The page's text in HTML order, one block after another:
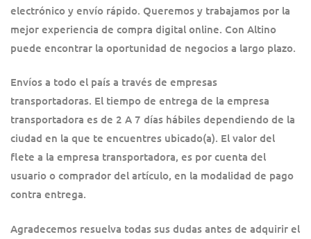
electrónico y envío rápido. Queremos y trabajamos por la
mejor experiencia de compra digital online. Con Altino
puede encontrar la oportunidad de negocios a largo plazo.
Envíos a todo el país a través de empresas
transportadoras. El tiempo de entrega de la empresa
transportadora es de 2 A 7 días hábiles dependiendo de la
ciudad en la que te encuentres ubicado(a). El valor del
flete a la empresa transportadora, es por cuenta del
usuario o comprador del artículo, en la modalidad de pago
contra entrega.
Agradecemos resuelva todas sus dudas antes de adquirir el